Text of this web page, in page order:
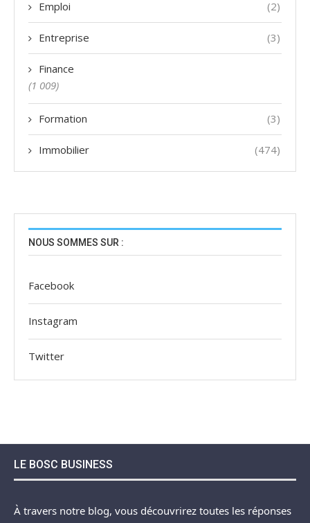
Emploi (2)
Entreprise (3)
Finance
(1 009)
Formation (3)
Immobilier (474)
NOUS SOMMES SUR :
Facebook
Instagram
Twitter
LE BOSC BUSINESS
À travers notre blog, vous découvrirez toutes les réponses